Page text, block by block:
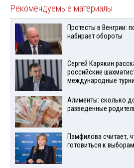
Рекомендуемые материалы
Протесты в Венгрии:
набирает обороты
Сергей Карякин
российские
международные
Алименты: сколько
разведенные
Памфилова считает,
готовиться к